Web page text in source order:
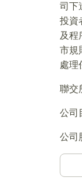
司下
投資
及程
市規
處理
聯交
公司
公司